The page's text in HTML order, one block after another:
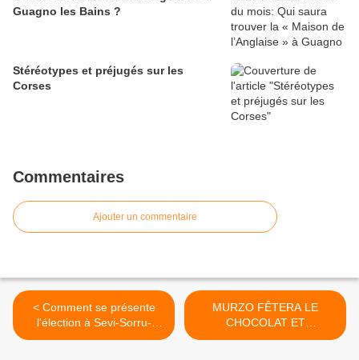
Guagno les Bains ?
Stéréotypes et préjugés sur les
Corses
Commentaires
Ajouter un commentaire
< Comment se présente
l'élection à Sevi-Sorru-
Cinarca ?
MURZO FÊTERA LE
CHOCOLAT ET
L'ARTISANAT le 29 mars >